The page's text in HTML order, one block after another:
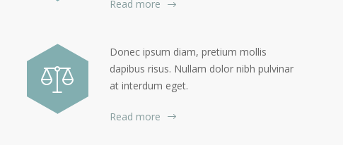
Read more
Donec ipsum diam, pretium mollis
dapibus risus. Nullam dolor nibh pulvinar
at interdum eget.
Read more